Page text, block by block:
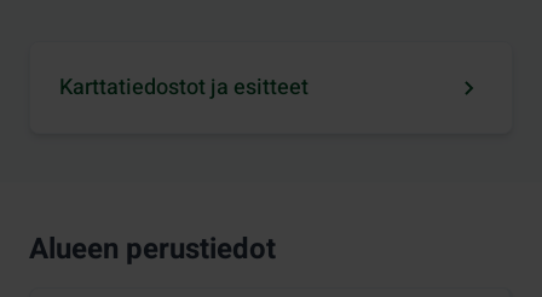
Karttatiedostot ja esitteet
Alueen perustiedot